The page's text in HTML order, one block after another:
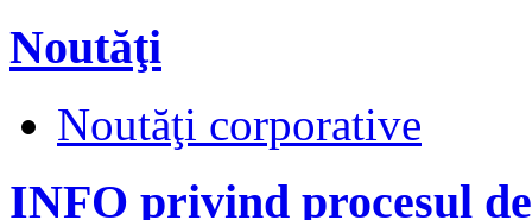
Noutăţi
Noutăţi corporative
INFO privind procesul